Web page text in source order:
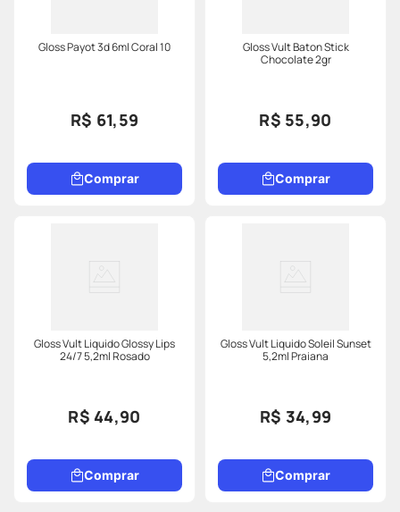
Gloss Payot 3d 6ml Coral 10
R$ 61,59
Comprar
Gloss Vult Baton Stick
Chocolate 2gr
R$ 55,90
Comprar
Gloss Vult Liquido Glossy Lips
24/7 5,2ml Rosado
R$ 44,90
Comprar
Gloss Vult Liquido Soleil Sunset
5,2ml Praiana
R$ 34,99
Comprar